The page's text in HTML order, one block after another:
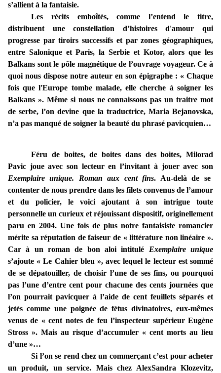
s’allient à la fantaisie.
Les récits emboîtés, comme l’entend le titre,
distribuent une constellation d’histoires d'amour qui
progresse par tiroirs successifs et par zones géographiques,
entre Salonique et Paris, la Serbie et Kotor, alors que les
Balkans sont le pôle magnétique de l’ouvrage voyageur. Ce à
quoi nous dispose notre auteur en son épigraphe : « Chaque
fois que l'Europe tombe malade, elle cherche à soigner les
Balkans ». Même si nous ne connaissons pas un traitre mot
de serbe, l’on devine que la traductrice, Maria Bejanovska,
n’a pas manqué de soigner la beauté du phrasé pavicquien…
Féru de boites, de boites dans des boites, Milorad
Pavic joue avec son lecteur en l’invitant à jouer avec son
Exemplaire unique. Roman aux cent fins. Au-delà de se
contenter de nous prendre dans les filets convenus de l’amour
et du policier, le voici ajoutant à son intrigue toute
personnelle un curieux et réjouissant dispositif, originellement
paru en 2004. Une fois de plus notre fantaisiste romancier
mérite sa réputation de faiseur de « littérature non linéaire ».
Car à un roman de bon aloi intitulé Exemplaire unique
s’ajoute « Le Cahier bleu », avec lequel le lecteur est sommé
de se dépatouiller, de choisir l’une de ses fins, ou pourquoi
pas l’une d’entre cent pour chacune des cents journées que
l’on pourrait pavicquer à l’aide de cent feuillets séparés et
jetés comme une poignée de fétus divinatoires, eux-mêmes
venus de « cent notes de feu l’inspecteur supérieur Eugène
Stross ». Mais au risque d’accumuler « cent morts au lieu
d’une »…
Si l’on se rend chez un commerçant c’est pour acheter
un produit, un service. Mais chez AlexSandra Klozevitz,